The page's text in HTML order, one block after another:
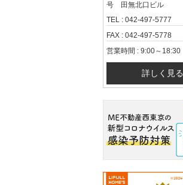
号 田無北口ビル
TEL : 042-497-5777
FAX : 042-497-5778
営業時間 : 9:00～18:30
詳しく見る